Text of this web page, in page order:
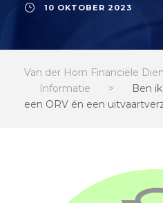
10 OKTOBER 2023
Van der Horn Financiële
Informatie
>
Ben
een ORV én een